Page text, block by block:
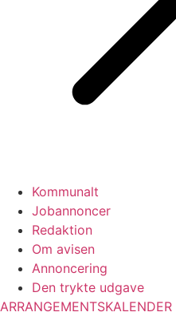
Kommunalt
Jobannoncer
Redaktion
Om avisen
Annoncering
Den trykte udgave
ARRANGEMENTSKALENDER